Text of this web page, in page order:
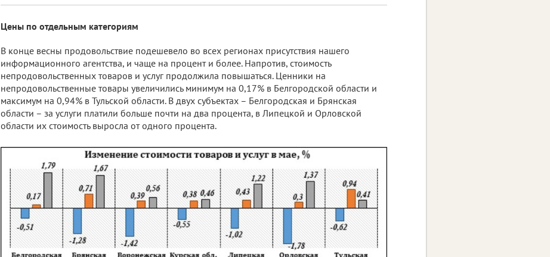
Цены по отдельным категориям
В конце весны продовольствие подешевело во всех регионах присутствия нашего
информационного агентства, и чаще на процент и более. Напротив, стоимость
непродовольственных товаров и услуг продолжила повышаться. Ценники на
непродовольственные товары увеличились минимум на 0,17% в Белгородской области и
максимум на 0,94% в Тульской области. В двух субъектах – Белгородская и Брянская
области – за услуги платили больше почти на два процента, в Липецкой и Орловской
области их стоимость выросла от одного процента.